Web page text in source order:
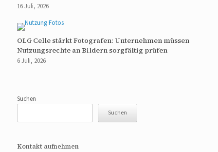
16 Juli, 2026
OLG Celle stärkt Fotografen: Unternehmen müssen
Nutzungsrechte an Bildern sorgfältig prüfen
6 Juli, 2026
Suchen
Suchen
Kontakt aufnehmen